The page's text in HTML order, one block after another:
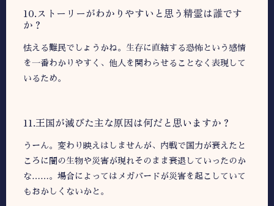
10.ストーリーがわかりやすいと思う精霊は誰です
か？
怯える難民でしょうかね。生存に直結する恐怖という感情
を一番わかりやすく、他人を関わらせることなく表現して
いるため。
11.王国が滅びた主な原因は何だと思いますか？
うーん。変わり映えはしませんが、内戦で国力が衰えたと
ころに闇の生物や災害が現れそのまま衰退していったのか
な……。場合によってはメガバードが災害を起こしていて
もおかしくないかと。